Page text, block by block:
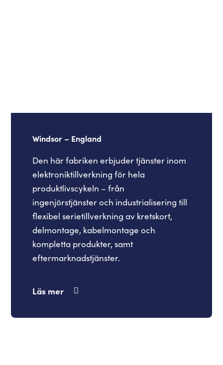
Windsor – England
Den här fabriken erbjuder tjänster inom
elektroniktillverkning för hela
produktlivscykeln – från
ingenjörstjänster och industrialisering till
flexibel serietillverkning av kretskort,
delmontage, kabelmontage och
kompletta produkter, samt
eftermarknadstjänster.
Läs mer